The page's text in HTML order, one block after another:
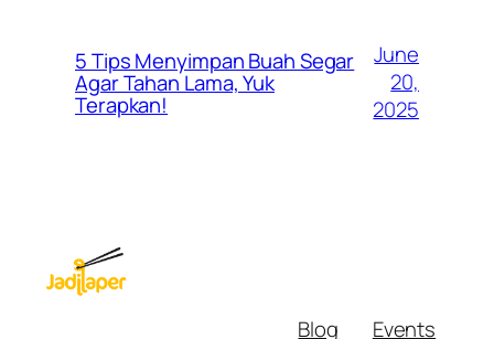
5 Tips Menyimpan Buah Segar
Agar Tahan Lama, Yuk
Terapkan!
June
20,
2025
Blog Events